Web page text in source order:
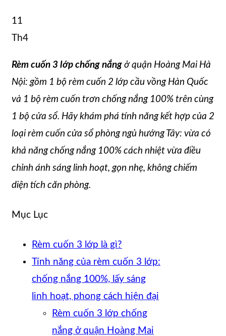
11
Th4
Rèm cuốn 3 lớp chống nắng ở quận Hoàng Mai Hà
Nội: gồm 1 bộ rèm cuốn 2 lớp cầu vồng Hàn Quốc
và 1 bộ rèm cuốn trơn chống nắng 100% trên cùng
1 bộ cửa sổ. Hãy khám phá tính năng kết hợp của 2
loại rèm cuốn cửa sổ phòng ngủ hướng Tây: vừa có
khả năng chống nắng 100% cách nhiệt vừa điều
chỉnh ánh sáng linh hoạt, gọn nhẹ, không chiếm
diện tích căn phòng.
Mục Lục
Rèm cuốn 3 lớp là gì?
Tính năng của rèm cuốn 3 lớp:
chống nắng 100%, lấy sáng
linh hoạt, phong cách hiện đại
Rèm cuốn 3 lớp chống
nắng ở quận Hoàng Mai